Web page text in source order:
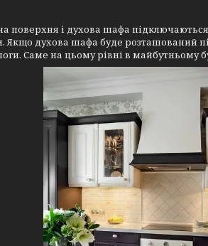
поверхня і духова шафа
Якщо духова шафа буде розташований
Саме на цьому рівні в майбутньому